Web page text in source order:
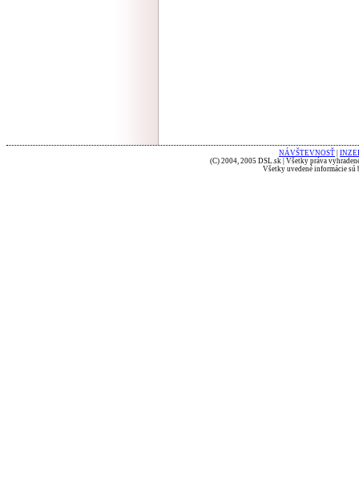
NÁVŠTEVNOSŤ
(C) 2004, 2005 DSL.sk | Všetky práva
Všetky uvedené informácie sú